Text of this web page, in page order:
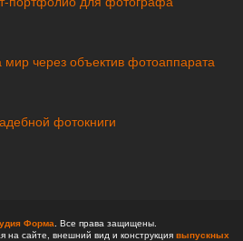
мир через объектив фотоаппарата
фотокниги
Форма. Все права защищены.
сайте, внешний вид и конструкция выпускных